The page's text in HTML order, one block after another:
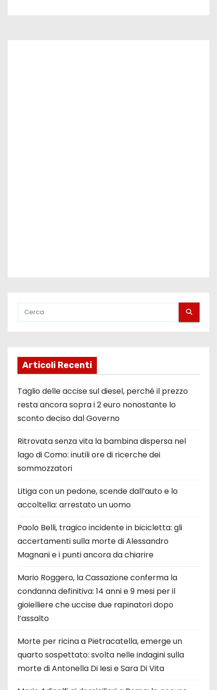
Articoli Recenti
Taglio delle accise sul diesel, perché il prezzo
resta ancora sopra i 2 euro nonostante lo
sconto deciso dal Governo
Ritrovata senza vita la bambina dispersa nel
lago di Como: inutili ore di ricerche dei
sommozzatori
Litiga con un pedone, scende dall’auto e lo
accoltella: arrestato un uomo
Paolo Belli, tragico incidente in bicicletta: gli
accertamenti sulla morte di Alessandro
Magnani e i punti ancora da chiarire
Mario Roggero, la Cassazione conferma la
condanna definitiva: 14 anni e 9 mesi per il
gioielliere che uccise due rapinatori dopo
l’assalto
Morte per ricina a Pietracatella, emerge un
quarto sospettato: svolta nelle indagini sulla
morte di Antonella Di Iesi e Sara Di Vita